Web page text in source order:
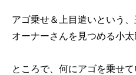
アゴ乗せ＆上目遣いという
オーナーさんを見つめる小太
ところで、何にアゴを乗せて